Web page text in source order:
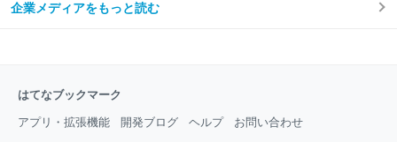
企業メディアをもっと読む
はてなブックマーク
アプリ・拡張機能 開発ブログ ヘルプ お問い合わせ